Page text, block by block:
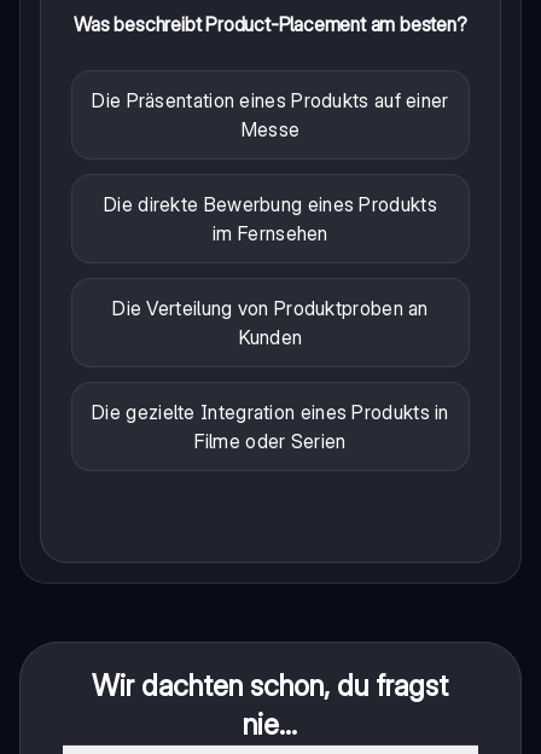
Was beschreibt Product-Placement am besten?
Die Präsentation eines Produkts auf einer
Messe
Die direkte Bewerbung eines Produkts
im Fernsehen
Die Verteilung von Produktproben an
Kunden
Die gezielte Integration eines Produkts in
Filme oder Serien
Wir dachten schon, du fragst
nie...